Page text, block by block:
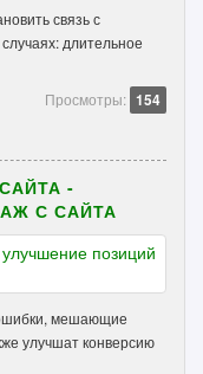
связь с
длительное
Просмотры: 154
-
С САЙТА
мешающие
улучшат конверсию